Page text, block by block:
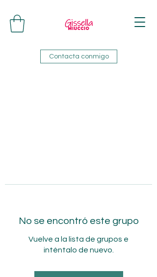
Contacta conmigo
No se encontró este grupo
Vuelve a la lista de grupos e
inténtalo de nuevo.